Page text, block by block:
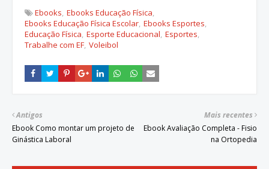
Ebooks Ebooks Educação Física
Ebooks Educação Física Escolar Ebooks Esportes
Educação Física Esporte Educacional Esportes
Trabalhe com EF Voleibol
Mais recentes
Ebook Avaliação Completa - Fisio
na Ortopedia
Antigos
Ebook Como montar um projeto de
Ginástica Laboral